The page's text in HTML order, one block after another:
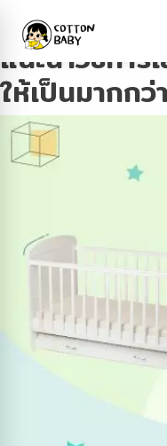
Tag:เตียงน
แนะนำวิธีกา
ให้เป็นมากก